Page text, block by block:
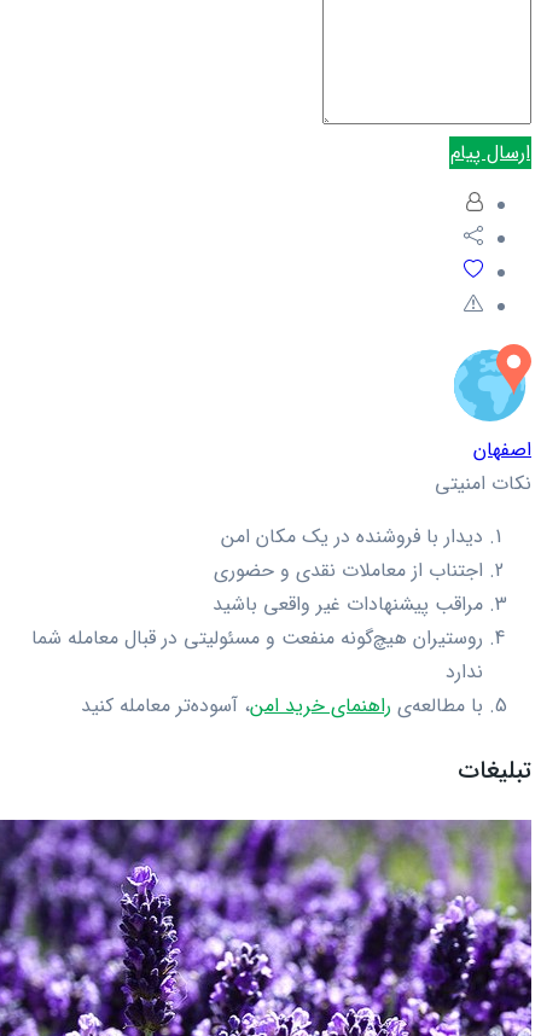
ارسال پیام
اصفهان
نکات امنیتی
دیدار با فروشنده در یک مکان امن
اجتناب از معاملات نقدی و حضوری
مراقب پیشنهادات غیر واقعی باشید
روستیران هیچ‌گونه منفعت و مسئولیتی در قبال معامله شما
ندارد
با مطالعه‌ی راهنمای خرید امن، آسوده‌تر معامله کنید
تبلیغات